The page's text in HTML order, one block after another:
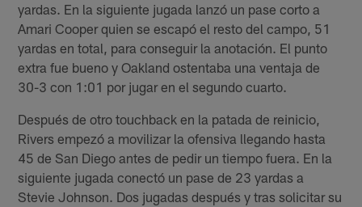
yardas. En la siguiente jugada lanzó un pase corto a
Amari Cooper quien se escapó el resto del campo, 51
yardas en total, para conseguir la anotación. El punto
extra fue bueno y Oakland ostentaba una ventaja de
30-3 con 1:01 por jugar en el segundo cuarto.
Después de otro touchback en la patada de reinicio,
Rivers empezó a movilizar la ofensiva llegando hasta
45 de San Diego antes de pedir un tiempo fuera. En la
siguiente jugada conectó un pase de 23 yardas a
Stevie Johnson. Dos jugadas después y tras solicitar su